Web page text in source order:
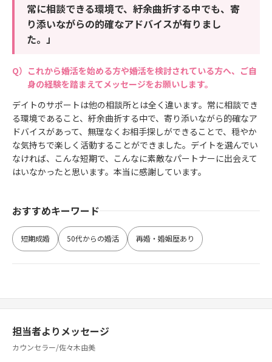
常に相談できる環境で、紆余曲折する中でも、寄
り添いながらの的確なアドバイスが有りまし
た。」
これから婚活を始める方や婚活を検討されている方へ、ご自
身の経験を踏まえてメッセージをお願いします。
デイトのサポートは他の相談所とは全く違います。常に相談でき
る環境であること、紆余曲折する中で、寄り添いながら的確なア
ドバイスがあって、無理なくお相手探しができることで、穏やか
な気持ちで楽しく活動することができました。デイトを選んでい
なければ、こんな短期で、こんなに素敵なパートナーに出会えて
はいなかったと思います。本当に感謝しています。
おすすめキーワード
短期成婚 50代からの婚活 再婚・婚姻歴あり
担当者よりメッセージ
カウンセラー/佐々木由美